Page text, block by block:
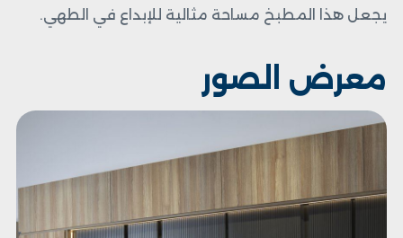
يجعل هذا المطبخ مساحة مثالية للإبداع في الطهي.
معرض الصور